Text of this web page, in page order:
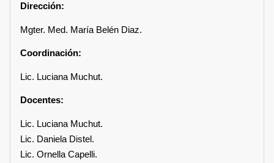
Dirección:
Mgter. Med. María Belén Diaz.
Coordinación:
Lic. Luciana Muchut.
Docentes:
Lic. Luciana Muchut.
Lic. Daniela Distel.
Lic. Ornella Capelli.